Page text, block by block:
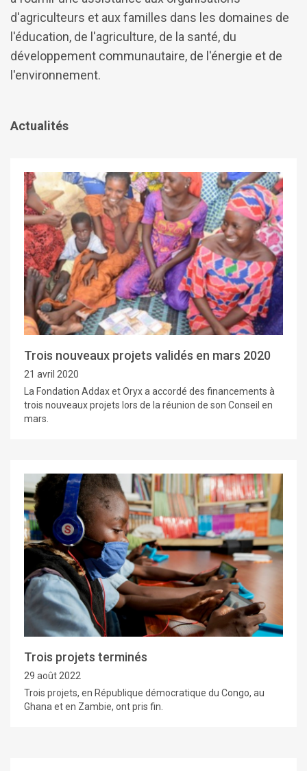
d'agriculteurs et aux familles dans les domaines de
l'éducation, de l'agriculture, de la santé, du
développement communautaire, de l'énergie et de
l'environnement.
Actualités
Trois nouveaux projets validés en mars 2020
21 avril 2020
La Fondation Addax et Oryx a accordé des financements à
trois nouveaux projets lors de la réunion de son Conseil en
mars.
Trois projets terminés
29 août 2022
Trois projets, en République démocratique du Congo, au
Ghana et en Zambie, ont pris fin.